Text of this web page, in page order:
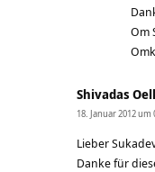
Om
Shivadas
18. Januar 2012 um
Lieber
Danke für